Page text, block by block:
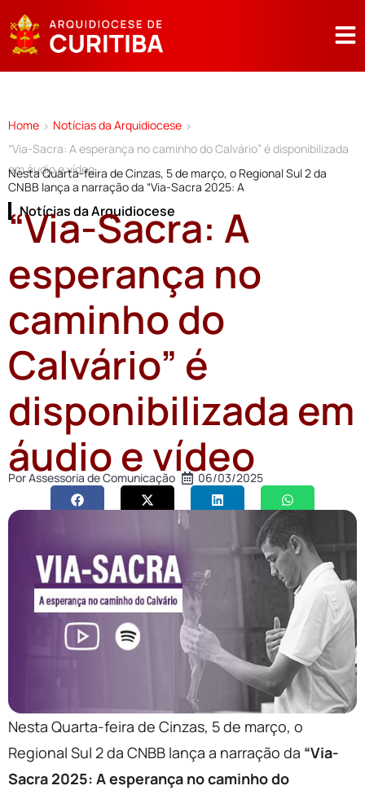
Home > Notícias da Arquidiocese >
“Via-Sacra: A esperança no caminho do Calvário” é disponibilizada
em áudio e vídeo
Nesta Quarta-feira de Cinzas, 5 de março, o Regional Sul 2 da
CNBB lança a narração da “Via-Sacra 2025: A
Notícias da Arquidiocese
“Via-Sacra: A
esperança no
caminho do
Calvário” é
disponibilizada em
áudio e vídeo
PorAssessoria de Comunicação 06/03/2025
Nesta Quarta-feira de Cinzas, 5 de março, o
Regional Sul 2 da CNBB lança a narração da “Via-
Sacra 2025: A esperança no caminho do